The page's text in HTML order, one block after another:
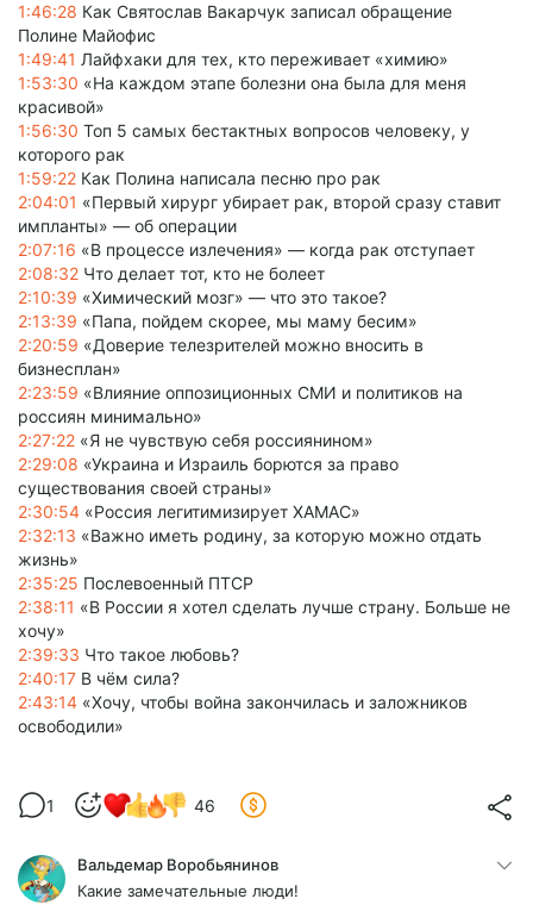
1:46:28 Как Святослав Вакарчук записал обращение
Полине Майофис
1:49:41 Лайфхаки для тех, кто переживает «химию»
1:53:30 «На каждом этапе болезни она была для меня
красивой»
1:56:30 Топ 5 самых бестактных вопросов человеку, у
которого рак
1:59:22 Как Полина написала песню про рак
2:04:01 «Первый хирург убирает рак, второй сразу ставит
импланты» — об операции
2:07:16 «В процессе излечения» — когда рак отступает
2:08:32 Что делает тот, кто не болеет
2:10:39 «Химический мозг» — что это такое?
2:13:39 «Папа, пойдем скорее, мы маму бесим»
2:20:59 «Доверие телезрителей можно вносить в
бизнесплан»
2:23:59 «Влияние оппозиционных СМИ и политиков на
россиян минимально»
2:27:22 «Я не чувствую себя россиянином»
2:29:08 «Украина и Израиль борются за право
существования своей страны»
2:30:54 «Россия легитимизирует ХАМАС»
2:32:13 «Важно иметь родину, за которую можно отдать
жизнь»
2:35:25 Послевоенный ПТСР
2:38:11 «В России я хотел сделать лучше страну. Больше не
хочу»
2:39:33 Что такое любовь?
2:40:17 В чём сила?
2:43:14 «Хочу, чтобы война закончилась и заложников
освободили»
1 46
Вальдемар Воробьянинов
Какие замечательные люди!